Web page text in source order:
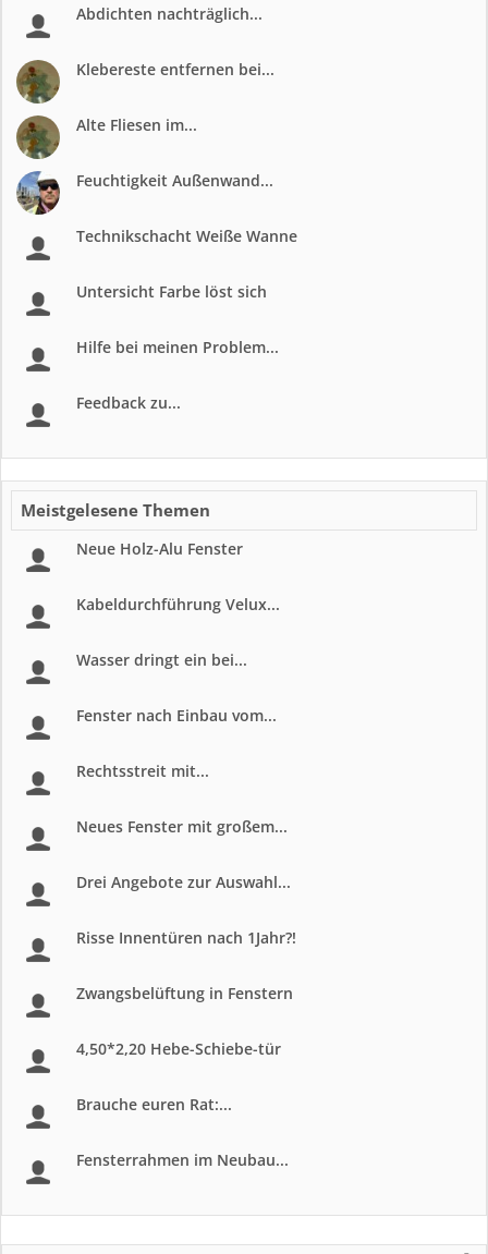
Abdichten nachträglich...
Klebereste entfernen bei...
Alte Fliesen im...
Feuchtigkeit Außenwand...
Technikschacht Weiße Wanne
Untersicht Farbe löst sich
Hilfe bei meinen Problem...
Feedback zu...
Meistgelesene Themen
Neue Holz-Alu Fenster
Kabeldurchführung Velux...
Wasser dringt ein bei...
Fenster nach Einbau vom...
Rechtsstreit mit...
Neues Fenster mit großem...
Drei Angebote zur Auswahl...
Risse Innentüren nach 1Jahr?!
Zwangsbelüftung in Fenstern
4,50*2,20 Hebe-Schiebe-tür
Brauche euren Rat:...
Fensterrahmen im Neubau...